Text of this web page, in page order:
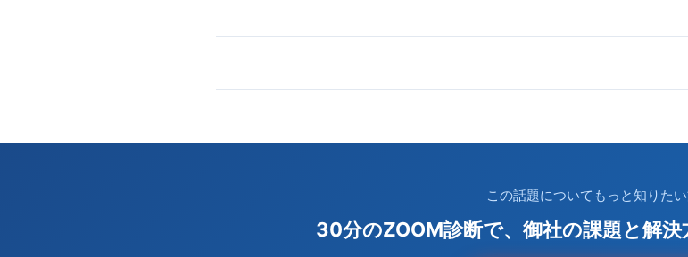
この話題についてもっと知りた
30分のZOOM診断で、御社の課題と解決